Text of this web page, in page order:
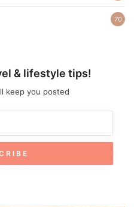
70
& lifestyle tips!
keep you posted